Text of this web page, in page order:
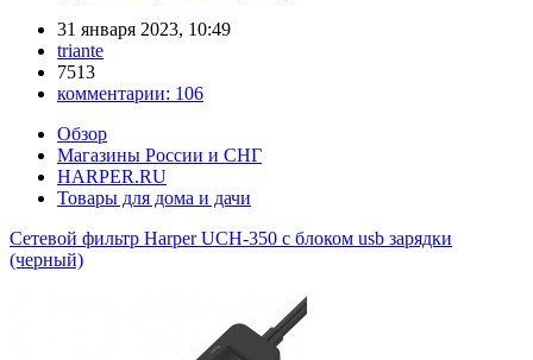
31 января 2023, 10:49
triante
7513
комментарии: 106
Обзор
Магазины России и СНГ
HARPER.RU
Товары для дома и дачи
Сетевой фильтр Harper UCH-350 с блоком usb зарядки
(черный)